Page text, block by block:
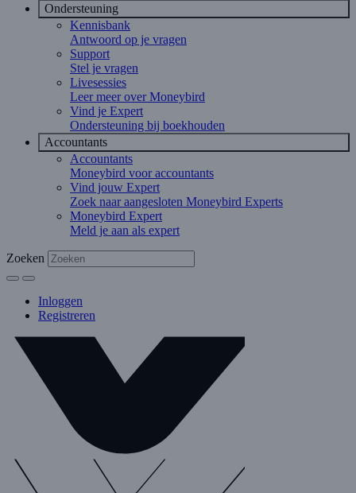
Ondersteuning
Kennisbank
Antwoord op je vragen
Support
Stel je vragen
Livesessies
Leer meer over Moneybird
Vind je Expert
Ondersteuning bij boekhouden
Accountants
Accountants
Moneybird voor accountants
Vind jouw Expert
Zoek naar aangesloten Moneybird Experts
Moneybird Expert
Meld je aan als expert
Zoeken
Inloggen
Registreren